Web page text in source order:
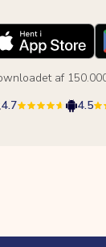
af
4.7
4.5